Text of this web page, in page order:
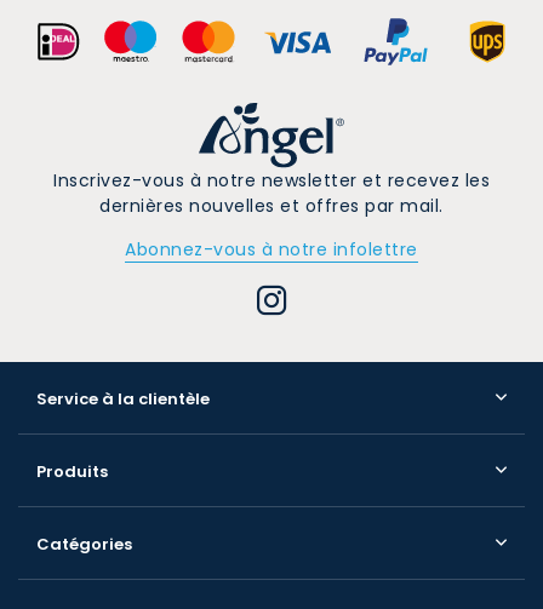
Inscrivez-vous à notre newsletter et recevez les
dernières nouvelles et offres par mail.
Abonnez-vous à notre infolettre
Service à la clientèle
Produits
Catégories